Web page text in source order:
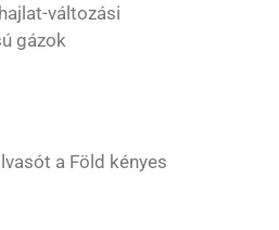
változási
gázok
a Föld kényes